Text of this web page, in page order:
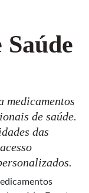
medicamentos
de saúde.
das